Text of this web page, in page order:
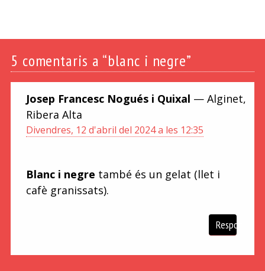
5 comentaris a “blanc i negre”
Josep Francesc Nogués i Quixal — Alginet,
Ribera Alta
Divendres, 12 d'abril del 2024 a les 12:35
Blanc i negre també és un gelat (llet i
cafè granissats).
Respon